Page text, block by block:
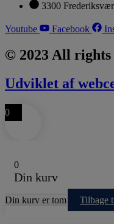
3300
Youtube Facebook
© 2023 All rights
Udviklet af
0
0
Din kurv
Din kurv er tom Tilbage